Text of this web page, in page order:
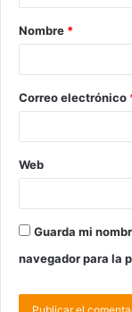
Nombre *
Correo electrónico
Web
Guarda mi
navegador para la